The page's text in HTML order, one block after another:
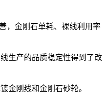
，金刚石单耗、裸线利用率
生产的品质稳定性得到了改
金刚线和金刚石砂轮。